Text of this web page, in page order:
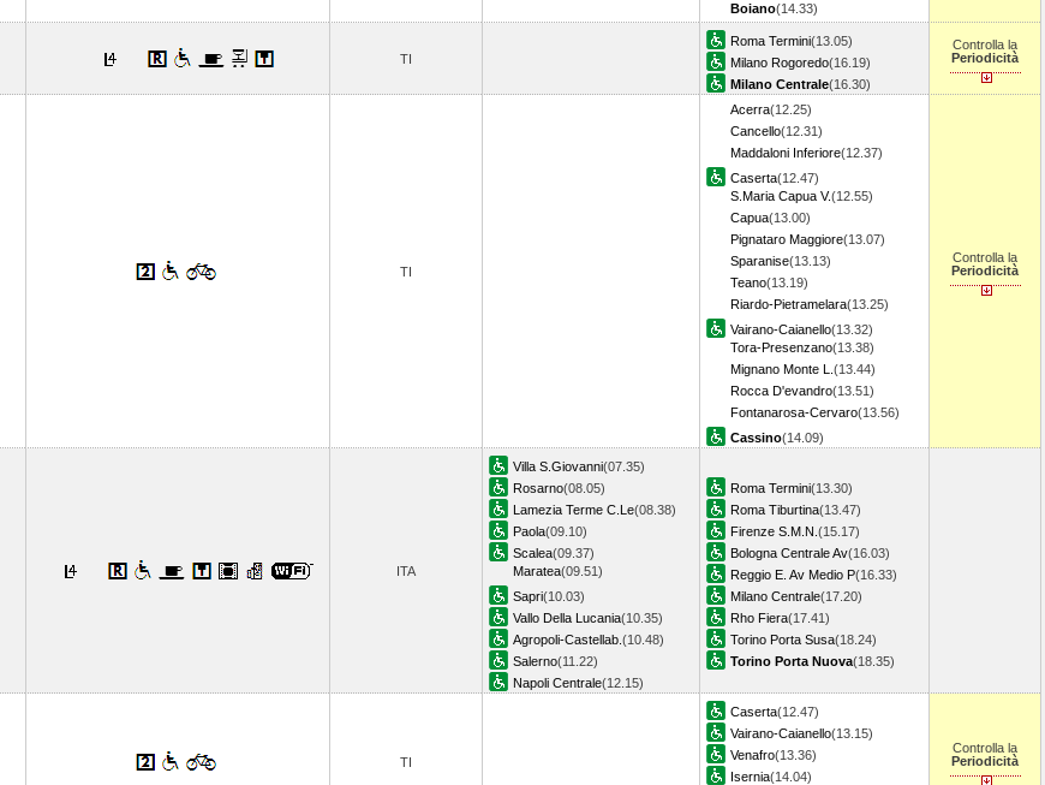
Boiano(14.33)
TI
Roma Termini(13.05)
Milano Rogoredo(16.19)
Milano Centrale(16.30)
Controlla la
Periodicità
TI
Acerra(12.25)
Cancello(12.31)
Maddaloni Inferiore(12.37)
Caserta(12.47)
S.Maria Capua V.(12.55)
Capua(13.00)
Pignataro Maggiore(13.07)
Sparanise(13.13)
Teano(13.19)
Riardo-Pietramelara(13.25)
Vairano-Caianello(13.32)
Tora-Presenzano(13.38)
Mignano Monte L. (13.44)
Rocca D'evandro(13.51)
Fontanarosa-Cervaro(13.56)
Cassino(14.09)
Controlla la
Periodicità
ITA
Villa S.Giovanni(07.35)
Rosarno(08.05)
Lamezia Terme C.Le(08.38)
Paola(09.10)
Scalea(09.37)
Maratea(09.51)
Sapri(10.03)
Vallo Della Lucania(10.35)
Agropoli-Castellab. (10.48)
Salerno(11.22)
Napoli Centrale(12.15)
Roma Termini(13.30)
Roma Tiburtina(13.47)
Firenze S.M.N. (15.17)
Bologna Centrale Av(16.03)
Reggio E. Av Medio P(16.33)
Milano Centrale(17.20)
Rho Fiera(17.41)
Torino Porta Susa(18.24)
Torino Porta Nuova(18.35)
TI
Caserta(12.47)
Vairano-Caianello(13.15)
Venafro(13.36)
Isernia(14.04)
Controlla la
Periodicità